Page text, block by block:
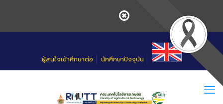
ผู้สนใจเข้าศึกษาต่อ นักศึกษาปัจจุบัน